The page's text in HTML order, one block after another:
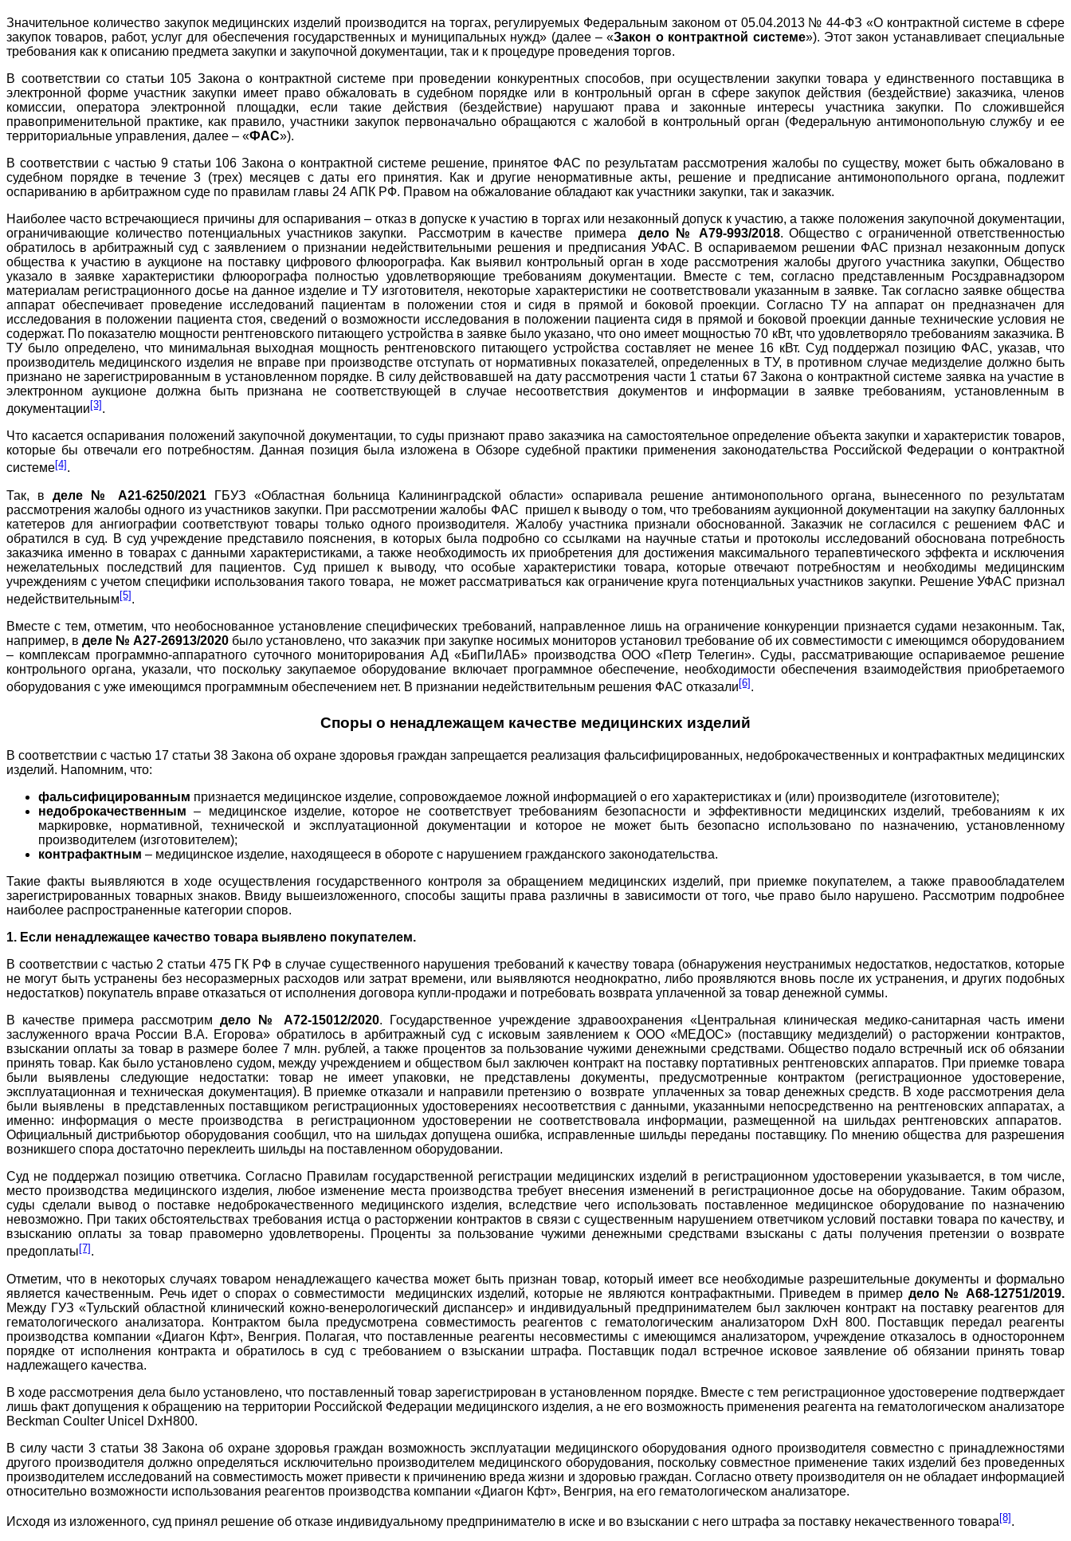
Значительное количество закупок медицинских изделий производится на торгах, регулируемых Федеральным законом от 05.04.2013 № 44-ФЗ «О контрактной системе в сфере
закупок товаров, работ, услуг для обеспечения государственных и муниципальных нужд» (далее – «Закон о контрактной системе»). Этот закон устанавливает специальные
требования как к описанию предмета закупки и закупочной документации, так и к процедуре проведения торгов.
В соответствии со статьи 105 Закона о контрактной системе при проведении конкурентных способов, при осуществлении закупки товара у единственного поставщика в
электронной форме участник закупки имеет право обжаловать в судебном порядке или в контрольный орган в сфере закупок действия (бездействие) заказчика, членов
комиссии, оператора электронной площадки, если такие действия (бездействие) нарушают права и законные интересы участника закупки. По сложившейся
правоприменительной практике, как правило, участники закупок первоначально обращаются с жалобой в контрольный орган (Федеральную антимонопольную службу и ее
территориальные управления, далее – «ФАС»).
В соответствии с частью 9 статьи 106 Закона о контрактной системе решение, принятое ФАС по результатам рассмотрения жалобы по существу, может быть обжаловано в
судебном порядке в течение 3 (трех) месяцев с даты его принятия. Как и другие ненормативные акты, решение и предписание антимонопольного органа, подлежит
оспариванию в арбитражном суде по правилам главы 24 АПК РФ. Правом на обжалование обладают как участники закупки, так и заказчик.
Наиболее часто встречающиеся причины для оспаривания – отказ в допуске к участию в торгах или незаконный допуск к участию, а также положения закупочной документации,
ограничивающие количество потенциальных участников закупки. Рассмотрим в качестве примерадело № А79-993/2018. Общество с ограниченной ответственностью
обратилось в арбитражный суд с заявлением о признании недействительными решения и предписания УФАС. В оспариваемом решении ФАС признал незаконным допуск
общества к участию в аукционе на поставку цифрового флюорографа. Как выявил контрольный орган в ходе рассмотрения жалобы другого участника закупки, Общество
указало в заявке характеристики флюорографа полностью удовлетворяющие требованиям документации. Вместе с тем, согласно представленным Росздравнадзором
материалам регистрационного досье на данное изделие и ТУ изготовителя, некоторые характеристики не соответствовали указанным в заявке. Так согласно заявке общества
аппарат обеспечивает проведение исследований пациентам в положении стоя и сидя в прямой и боковой проекции. Согласно ТУ на аппарат он предназначен для
исследования в положении пациента стоя, сведений о возможности исследования в положении пациента сидя в прямой и боковой проекции данные технические условия не
содержат. По показателю мощности рентгеновского питающего устройства в заявке было указано, что оно имеет мощностью 70 кВт, что удовлетворяло требованиям заказчика. В
ТУ было определено, что минимальная выходная мощность рентгеновского питающего устройства составляет не менее 16 кВт. Суд поддержал позицию ФАС, указав, что
производитель медицинского изделия не вправе при производстве отступать от нормативных показателей, определенных в ТУ, в противном случае медизделие должно быть
признано не зарегистрированным в установленном порядке. В силу действовавшей на дату рассмотрения части 1 статьи 67 Закона о контрактной системе заявка на участие в
электронном аукционе должна быть признана не соответствующей в случае несоответствия документов и информации в заявке требованиям, установленным в
документации [3] .
Что касается оспаривания положений закупочной документации, то суды признают право заказчика на самостоятельное определение объекта закупки и характеристик товаров,
которые бы отвечали его потребностям. Данная позиция была изложена в Обзоре судебной практики применения законодательства Российской Федерации о контрактной
системе[4].
Так, вделе № А21-6250/2021 ГБУЗ «Областная больница Калининградской области» оспаривала решение антимонопольного органа, вынесенного по результатам
рассмотрения жалобы одного из участников закупки. При рассмотрении жалобы ФАС пришел к выводу о том, что требованиям аукционной документации на закупку баллонных
катетеров для ангиографии соответствуют товары только одного производителя. Жалобу участника признали обоснованной. Заказчик не согласился с решением ФАС и
обратился в суд. В суд учреждение представило пояснения, в которых была подробно со ссылками на научные статьи и протоколы исследований обоснована потребность
заказчика именно в товарах с данными характеристиками, а также необходимость их приобретения для достижения максимального терапевтического эффекта и исключения
нежелательных последствий для пациентов. Суд пришел к выводу, что особые характеристики товара, которые отвечают потребностям и необходимы медицинским
учреждениям с учетом специфики использования такого товара, не может рассматриваться как ограничение круга потенциальных участников закупки. Решение УФАС признал
недействительным [5] .
Вместе с тем, отметим, что необоснованное установление специфических требований, направленное лишь на ограничение конкуренции признается судами незаконным. Так,
например, вделе № А27-26913/2020 было установлено, что заказчик при закупке носимых мониторов установил требование об их совместимости с имеющимся оборудованием
– комплексам программно-аппаратного суточного мониторирования АД «БиПиЛАБ» производства ООО «Петр Телегин». Суды, рассматривающие оспариваемое решение
контрольного органа, указали, что поскольку закупаемое оборудование включает программное обеспечение, необходимости обеспечения взаимодействия приобретаемого
оборудования с уже имеющимся программным обеспечением нет. В признании недействительным решения ФАС отказали [6] .
Споры о ненадлежащем качестве медицинских изделий
В соответствии с частью 17 статьи 38 Закона об охране здоровья граждан запрещается реализация фальсифицированных, недоброкачественных и контрафактных медицинских
изделий. Напомним, что:
фальсифицированным признается медицинское изделие, сопровождаемое ложной информацией о его характеристиках и (или) производителе (изготовителе);
недоброкачественным– медицинское изделие, которое не соответствует требованиям безопасности и эффективности медицинских изделий, требованиям к их
маркировке, нормативной, технической и эксплуатационной документации и которое не может быть безопасно использовано по назначению, установленному
производителем (изготовителем);
контрафактным – медицинское изделие, находящееся в обороте с нарушением гражданского законодательства.
Такие факты выявляются в ходе осуществления государственного контроля за обращением медицинских изделий, при приемке покупателем, а также правообладателем
зарегистрированных товарных знаков. Ввиду вышеизложенного, способы защиты права различны в зависимости от того, чье право было нарушено. Рассмотрим подробнее
наиболее распространенные категории споров.
1. Если ненадлежащее качество товара выявлено покупателем.
В соответствии с частью 2 статьи 475 ГК РФ в случае существенного нарушения требований к качеству товара (обнаружения неустранимых недостатков, недостатков, которые
не могут быть устранены без несоразмерных расходов или затрат времени, или выявляются неоднократно, либо проявляются вновь после их устранения, и других подобных
недостатков) покупатель вправе отказаться от исполнения договора купли-продажи и потребовать возврата уплаченной за товар денежной суммы.
В качестве примера рассмотрим дело № А72-15012/2020. Государственное учреждение здравоохранения «Центральная клиническая медико-санитарная часть имени
заслуженного врача России В.А. Егорова» обратилось в арбитражный суд с исковым заявлением к ООО «МЕДОС» (поставщику медизделий) о расторжении контрактов,
взыскании оплаты за товар в размере более 7 млн. рублей, а также процентов за пользование чужими денежными средствами. Общество подало встречный иск об обязании
принять товар. Как было установлено судом, между учреждением и обществом был заключен контракт на поставку портативных рентгеновских аппаратов. При приемке товара
были выявлены следующие недостатки: товар не имеет упаковки, не представлены документы, предусмотренные контрактом (регистрационное удостоверение,
эксплуатационная и техническая документация). В приемке отказали и направили претензию о возврате уплаченных за товар денежных средств. В ходе рассмотрения дела
были выявлены в представленных поставщиком регистрационных удостоверениях несоответствия с данными, указанными непосредственно на рентгеновских аппаратах, а
именно: информация о месте производства в регистрационном удостоверении не соответствовала информации, размещенной на шильдах рентгеновских аппаратов.
Официальный дистрибьютор оборудования сообщил, что на шильдах допущена ошибка, исправленные шильды переданы поставщику. По мнению общества для разрешения
возникшего спора достаточно переклеить шильды на поставленном оборудовании.
Суд не поддержал позицию ответчика. Согласно Правилам государственной регистрации медицинских изделий в регистрационном удостоверении указывается, в том числе,
место производства медицинского изделия, любое изменение места производства требует внесения изменений в регистрационное досье на оборудование. Таким образом,
суды сделали вывод о поставке недоброкачественного медицинского изделия, вследствие чего использовать поставленное медицинское оборудование по назначению
невозможно. При таких обстоятельствах требования истца о расторжении контрактов в связи с существенным нарушением ответчиком условий поставки товара по качеству, и
взысканию оплаты за товар правомерно удовлетворены. Проценты за пользование чужими денежными средствами взысканы с даты получения претензии о возврате
предоплаты[7].
Отметим, что в некоторых случаях товаром ненадлежащего качества может быть признан товар, который имеет все необходимые разрешительные документы и формально
является качественным. Речь идет о спорах о совместимости медицинских изделий, которые не являются контрафактными. Приведем в пример дело № А68-12751/2019.
Между ГУЗ «Тульский областной клинический кожно-венерологический диспансер» и индивидуальный предпринимателем был заключен контракт на поставку реагентов для
гематологического анализатора. Контрактом была предусмотрена совместимость реагентов с гематологическим анализатором DxH 800. Поставщик передал реагенты
производства компании «Диагон Кфт», Венгрия. Полагая, что поставленные реагенты несовместимы с имеющимся анализатором, учреждение отказалось в одностороннем
порядке от исполнения контракта и обратилось в суд с требованием о взыскании штрафа. Поставщик подал встречное исковое заявление об обязании принять товар
надлежащего качества.
В ходе рассмотрения дела было установлено, что поставленный товар зарегистрирован в установленном порядке. Вместе с тем регистрационное удостоверение подтверждает
лишь факт допущения к обращению на территории Российской Федерации медицинского изделия, а не его возможность применения реагента на гематологическом анализаторе
Beckman Coulter Unicel DxH800.
В силу части 3 статьи 38 Закона об охране здоровья граждан возможность эксплуатации медицинского оборудования одного производителя совместно с принадлежностями
другого производителя должно определяться исключительно производителем медицинского оборудования, поскольку совместное применение таких изделий без проведенных
производителем исследований на совместимость может привести к причинению вреда жизни и здоровью граждан. Согласно ответу производителя он не обладает информацией
относительно возможности использования реагентов производства компании «Диагон Кфт», Венгрия, на его гематологическом анализаторе.
Исходя из изложенного, суд принял решение об отказе индивидуальному предпринимателю в иске и во взыскании с него штрафа за поставку некачественного товара[8].